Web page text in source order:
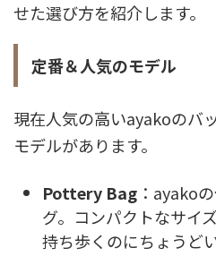
せた選び方を紹介します。
定番＆人気のモデル
現在人気の高いayakoのバ
モデルがあります。
Pottery Bag ：ayako
グ。コンパクトなサイ
持ち歩くのにちょうど